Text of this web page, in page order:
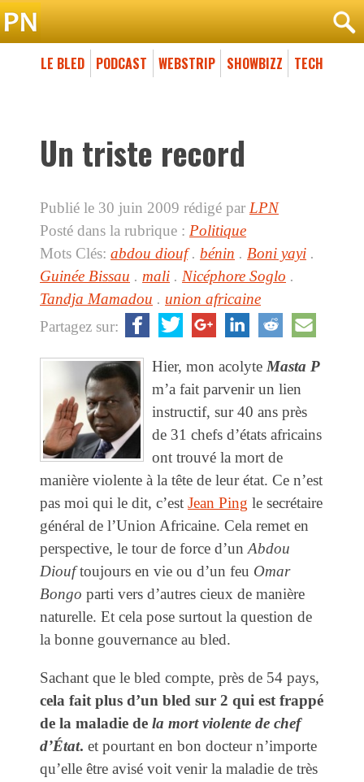
LE BLED PODCAST WEBSTRIP SHOWBIZZ TECH
Un triste record
Publié le 30 juin 2009 rédigé par LPN
Posté dans la rubrique : Politique
Mots Clés: abdou diouf. bénin . Boni yayi .
Guinée Bissau . mali . Nicéphore Soglo .
Tandja Mamadou . union africaine
Partagez sur:
Hier, mon acolyte Masta P
m’a fait parvenir un lien
instructif, sur 40 ans près
de 31 chefs d’états africains
ont trouvé la mort de
manière violente à la tête de leur état. Ce n’est
pas moi qui le dit, c’est Jean Ping le secrétaire
général de l’Union Africaine. Cela remet en
perspective, le tour de force d’un Abdou
Diouftoujours en vie ou d’un feu Omar
Bongo parti vers d’autres cieux de manière
naturelle. Et cela pose surtout la question de
la bonne gouvernance au bled.
Sachant que le bled compte, près de 54 pays,
cela fait plus d’un bled sur 2 qui est frappé
de la maladie de la mort violente de chef
d’État. et pourtant en bon docteur n’importe
qu’elle être avisé voit venir la maladie de très